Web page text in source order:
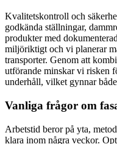
Kvalitetskontroll och
godkända ställningar,
produkter med
miljöriktigt och vi planerar
transporter. Genom att
utförande minskar vi risken
underhåll, vilket gynnar
Vanliga frågor om
Arbetstid beror på yta,
klara inom några veckor.